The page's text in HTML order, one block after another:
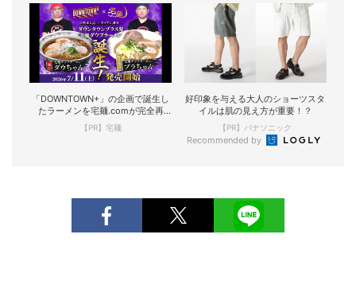
「DOWNTOWN+」の企画で誕生し
たラーメンを宅麺.comが完全再
現！
【PR】宅麺
好印象を与える大人のショーツスタ
イルは肌の見え方が重要！？
【PR】パナソニック
Recommended by